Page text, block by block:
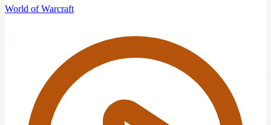
World of Warcraft